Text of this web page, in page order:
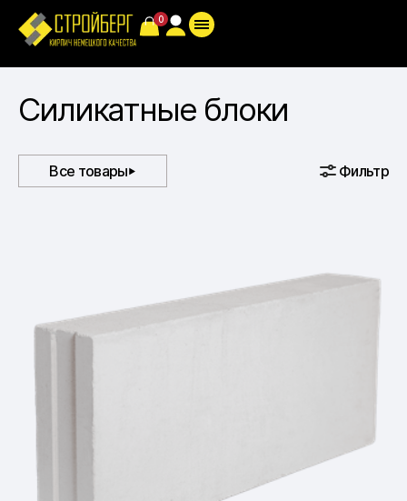
Cиликатные блоки
Все товары Фильтр